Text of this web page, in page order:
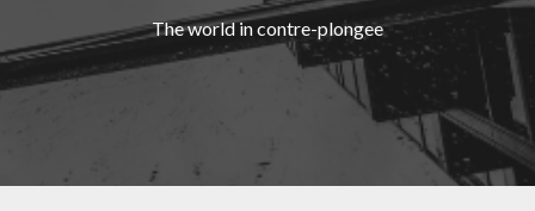
The world in contre-plongee